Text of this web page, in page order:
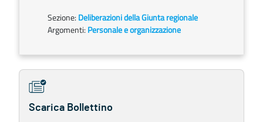
Sezione: Deliberazioni della Giunta regionale
Argomenti: Personale e organizzazione
Scarica Bollettino